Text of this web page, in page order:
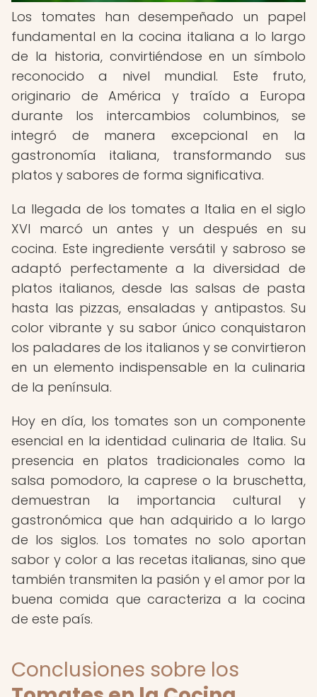
Los tomates han desempeñado un papel
fundamental en la cocina italiana a lo largo
de la historia, convirtiéndose en un símbolo
reconocido a nivel mundial. Este fruto,
originario de América y traído a Europa
durante los intercambios columbinos, se
integró de manera excepcional en la
gastronomía italiana, transformando sus
platos y sabores de forma significativa.
La llegada de los tomates a Italia en el siglo
XVI marcó un antes y un después en su
cocina. Este ingrediente versátil y sabroso se
adaptó perfectamente a la diversidad de
platos italianos, desde las salsas de pasta
hasta las pizzas, ensaladas y antipastos. Su
color vibrante y su sabor único conquistaron
los paladares de los italianos y se convirtieron
en un elemento indispensable en la culinaria
de la península.
Hoy en día, los tomates son un componente
esencial en la identidad culinaria de Italia. Su
presencia en platos tradicionales como la
salsa pomodoro, la caprese o la bruschetta,
demuestran la importancia cultural y
gastronómica que han adquirido a lo largo
de los siglos. Los tomates no solo aportan
sabor y color a las recetas italianas, sino que
también transmiten la pasión y el amor por la
buena comida que caracteriza a la cocina
de este país.
Conclusiones sobre los